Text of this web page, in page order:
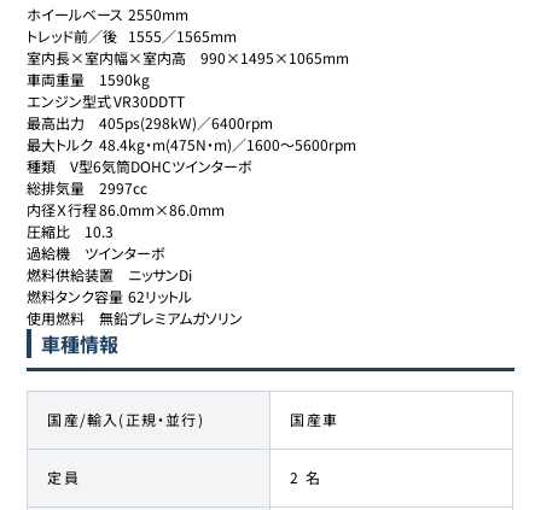
ホイールベース	2550mm
トレッド前／後	1555／1565mm
室内長×室内幅×室内高	990×1495×1065mm
車両重量	1590kg
エンジン型式	VR30DDTT
最高出力	405ps(298kW)／6400rpm
最大トルク	48.4kg・m(475N・m)／1600～5600rpm
種類	V型6気筒DOHCツインターボ
総排気量	2997cc
内径Ｘ行程	86.0mm×86.0mm
圧縮比	10.3
過給機	ツインターボ
燃料供給装置	ニッサンDi
燃料タンク容量	62リットル
使用燃料	無鉛プレミアムガソリン
車種情報
国産/輸入(正規・並行) 国産車
定員 2 名